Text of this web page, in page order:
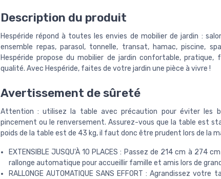
Description du produit
Hespéride répond à toutes les envies de mobilier de jardin :
ensemble repas, parasol, tonnelle, transat, hamac, piscine,
Hespéride propose du mobilier de jardin confortable,
qualité. Avec Hespéride, faites de votre jardin une pièce à vivre !
Avertissement de sûreté
Attention : utilisez la table avec précaution pour éviter les
pincement ou le renversement. Assurez-vous que la table est
poids de la table est de 43 kg, il faut donc être prudent lors de la
EXTENSIBLE JUSQU'À 10 PLACES : Passez de 214 cm à 274
rallonge automatique pour accueillir famille et amis lors de
RALLONGE AUTOMATIQUE SANS EFFORT : Agrandissez